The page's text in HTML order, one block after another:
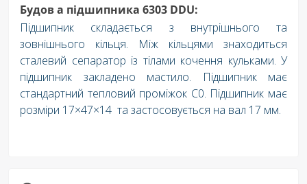
Будов а підшипника 6303 DDU:
Підшипник складається з внутрішнього та
зовнішнього кільця. Між кільцями знаходиться
сталевий сепаратор із тілами кочення кульками. У
підшипник закладено мастило. Підшипник має
стандартний тепловий проміжок C0. Підшипник має
розміри 17×47×14 та застосовується на вал 17 мм.